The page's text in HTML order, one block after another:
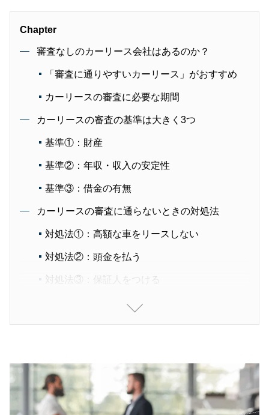
Chapter
審査なしのカーリース会社はあるのか？
「審査に通りやすいカーリース」がおすすめ
カーリースの審査に必要な期間
カーリースの審査の基準は大きく3つ
基準①：財産
基準②：年収・収入の安定性
基準③：借金の有無
カーリースの審査に通らないときの対処法
対処法①：高額な車をリースしない
対処法②：頭金を払う
対処法③：保証人をつける
まとめ：カーリースの審査は通りやすくできる
もっと詳しい情報を見たい方はこちらをチェッ
コスモMyカーリースのお試し見積りはこちら
をチェック！